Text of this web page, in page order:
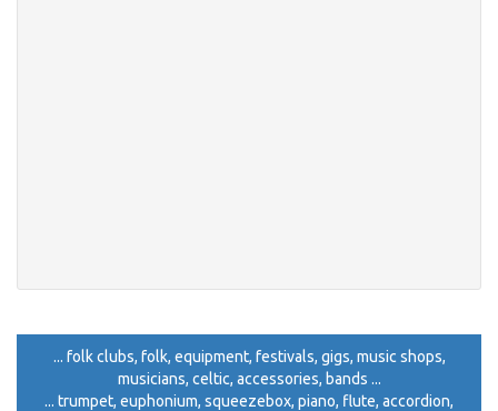
... folk clubs, folk, equipment, festivals, gigs, music shops,
musicians, celtic, accessories, bands ...
... trumpet, euphonium, squeezebox, piano, flute, accordion,